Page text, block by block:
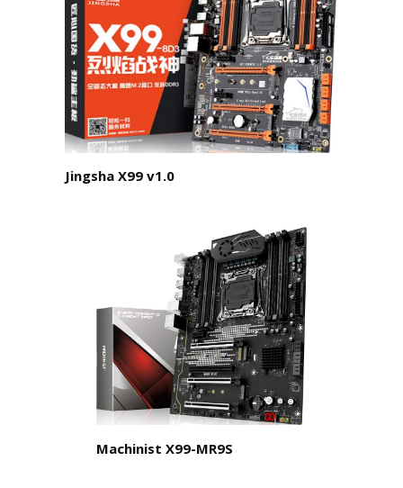
Jingsha X99 v1.0
Machinist X99-MR9S